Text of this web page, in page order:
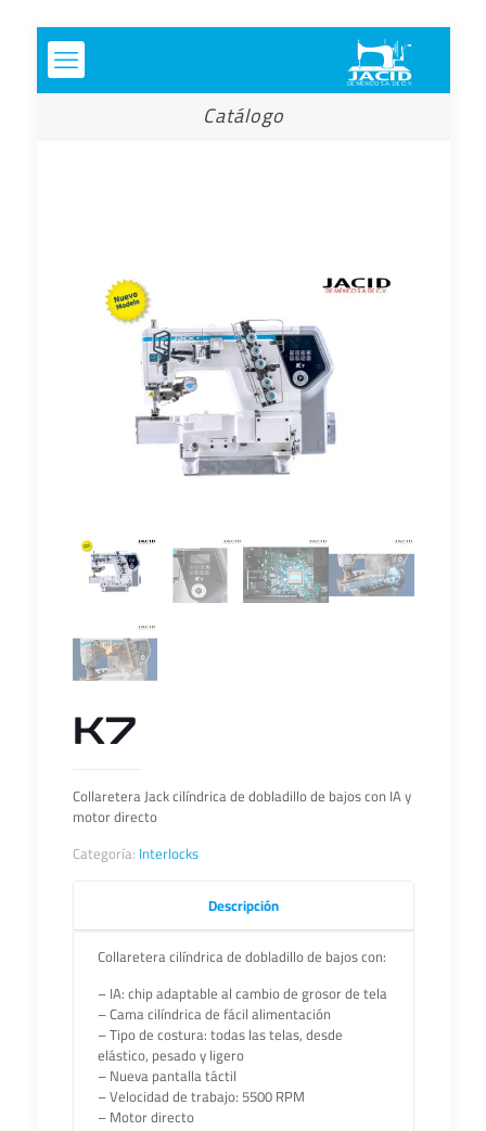
Catálogo
K7
Collaretera Jack cilíndrica de dobladillo de bajos con IA y
motor directo
Categoría: Interlocks
Descripción
Collaretera cilíndrica de dobladillo de bajos con:
– IA: chip adaptable al cambio de grosor de tela
– Cama cilíndrica de fácil alimentación
– Tipo de costura: todas las telas, desde
elástico, pesado y ligero
– Nueva pantalla táctil
– Velocidad de trabajo: 5500 RPM
– Motor directo